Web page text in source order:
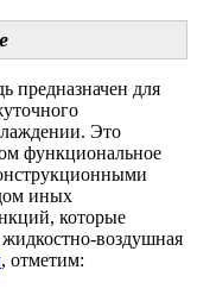
предназначен для
Это
функциональное
иных
которые
жидкостно-воздушная
, отметим: